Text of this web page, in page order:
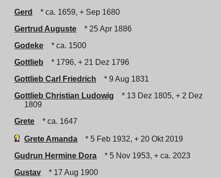
Gerd
* ca. 1659, + Sep 1680
Gertrud Auguste
* 25 Apr 1886
Godeke
* ca. 1500
Gottlieb
* 1796, + 21 Dez 1796
Gottlieb Carl Friedrich
* 9 Aug 1831
Gottlieb Christian Ludowig
* 13 Dez 1805, + 2 Dez
1809
Grete
* ca. 1647
Grete Amanda
* 5 Feb 1932, + 20 Okt 2019
Gudrun Hermine Dora
* 5 Nov 1953, + ca. 2023
Gustav
* 17 Aug 1900